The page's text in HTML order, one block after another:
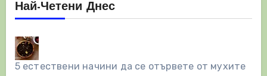
Най-Четени Днес
5 естествени начини да се отървете от мухите